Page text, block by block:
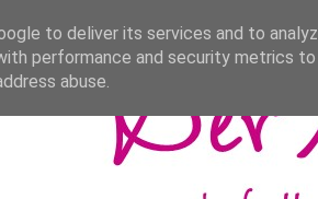
to deliver its services and to
performance and security metrics
abuse.